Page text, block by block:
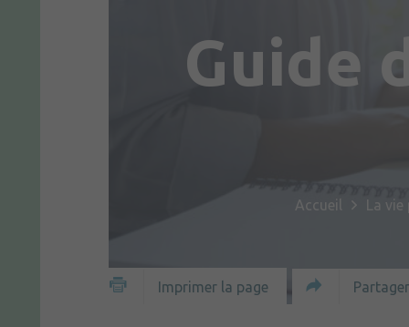
Guide
Accueil La
Imprimer la page